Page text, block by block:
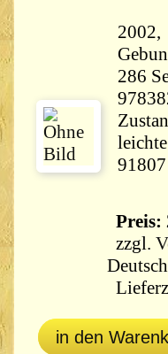
2002,
286 Seiten
91807
Preis:
zzgl.
in den